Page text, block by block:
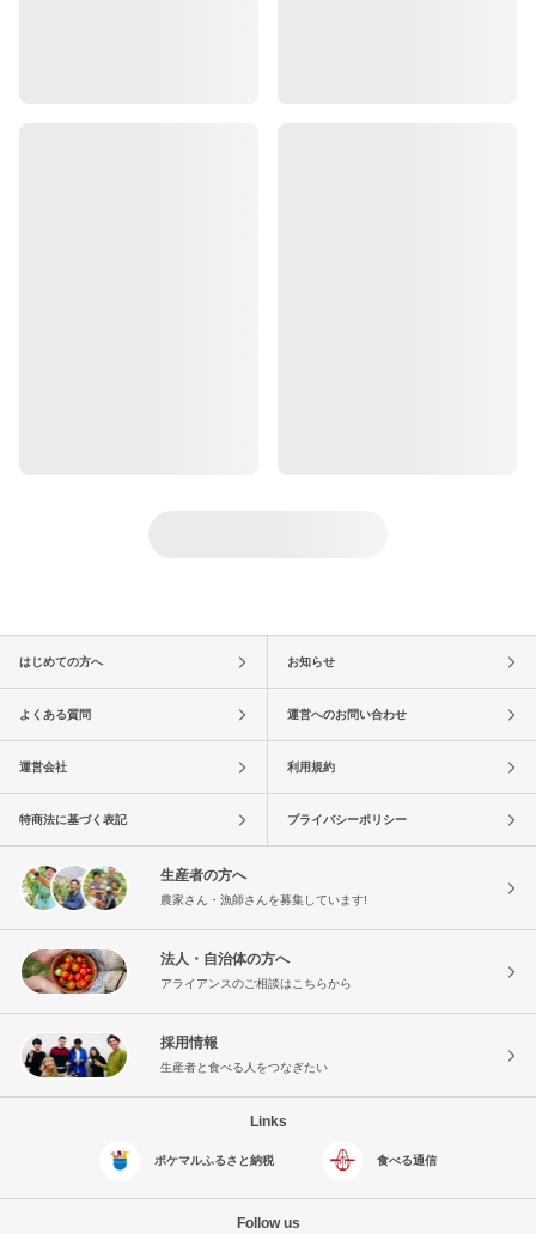
はじめての方へ お知らせ
よくある質問 運営へのお問い合わせ
運営会社 利用規約
特商法に基づく表記 プライバシーポリシー
生産者の方へ
農家さん・漁師さんを募集しています!
法人・自治体の方へ
アライアンスのご相談はこちらから
採用情報
生産者と食べる人をつなぎたい
Links
ポケマルふるさと納税 食べる通信
Follow us